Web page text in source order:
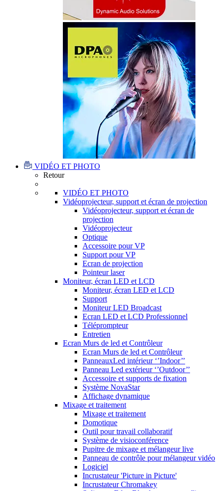
VIDÉO ET PHOTO
Retour
VIDÉO ET PHOTO
Vidéoprojecteur, support et écran de projection
Vidéoprojecteur, support et écran de
projection
Vidéoprojecteur
Optique
Accessoire pour VP
Support pour VP
Ecran de projection
Pointeur laser
Moniteur, écran LED et LCD
Moniteur, écran LED et LCD
Support
Moniteur LED Broadcast
Ecran LED et LCD Professionnel
Téléprompteur
Entretien
Ecran Murs de led et Contrôleur
Ecran Murs de led et Contrôleur
PanneauxLed intérieur ‘’Indoor’’
Panneau Led extérieur ‘’Outdoor’’
Accessoire et supports de fixation
Système NovaStar
Affichage dynamique
Mixage et traitement
Mixage et traitement
Domotique
Outil pour travail collaboratif
Système de visioconférence
Pupitre de mixage et mélangeur live
Panneau de contrôle pour mélangeur vidéo
Logiciel
Incrustateur 'Picture in Picture'
Incrustateur Chromakey